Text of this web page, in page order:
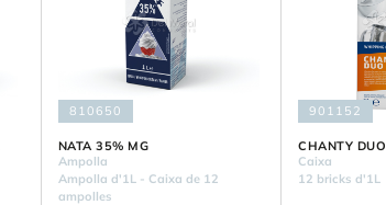
810650
NATA 35% MG
Ampolla
Ampolla d'1L - Caixa de 12
ampolles
901152
CHANTY DUO
Caixa
12 bricks d'1L